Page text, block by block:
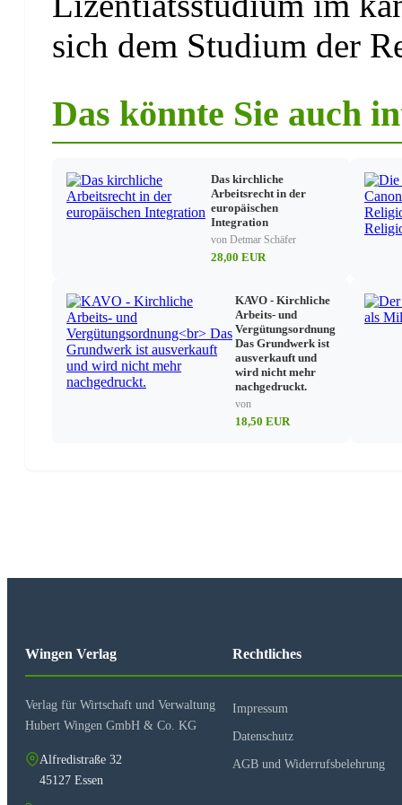
Die Formen der Exklaustrierung im geltenden Recht
Die Sonderformen für Kleriker kirchlicher
sich dem Studium der
Das könnte Sie auch
Das kirchliche
Arbeitsrecht in der
europäischen
Integration
von Detmar Schäfer
28,00 EUR
KAVO - Kirchliche
Arbeits- und
Vergütungsordnung
Das Grundwerk ist
ausverkauft und
wird nicht mehr
nachgedruckt.
von
18,50 EUR
Wingen Verlag
Verlag für Wirtschaft und Verwaltung
Hubert Wingen GmbH & Co. KG
Alfredistraße 32
45127 Essen
Rechtliches
Impressum
Datenschutz
AGB und Widerrufsbelehrung